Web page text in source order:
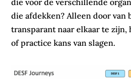
die afdekken? Alleen door van
transparant naar elkaar te
of practice kans van slagen.